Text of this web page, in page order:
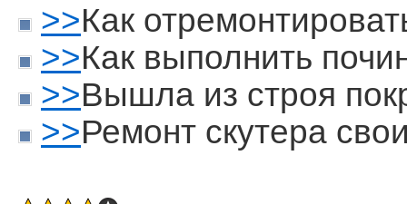
>>Как
>>Как выполнить
>>Вышла из строя
>>Ремонт скутера